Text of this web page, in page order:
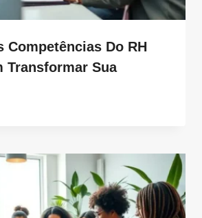
Competências Do RH
Transformar Sua